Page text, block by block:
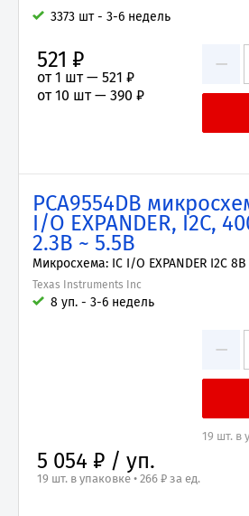
3373 шт - 3-6 недель
−
521 ₽
от 1 шт — 521 ₽
от 10 шт — 390 ₽
PCA9554DB
I/O EXPANDER, I2C,
2.3В ~ 5.5В
Микросхема: IC I/O EXPANDER I2C 8B
Texas Instruments Inc
8 уп. - 3-6 недель
−
19 шт. в
5 054 ₽ / уп.
19 шт. в упаковке • 266 ₽ за ед.